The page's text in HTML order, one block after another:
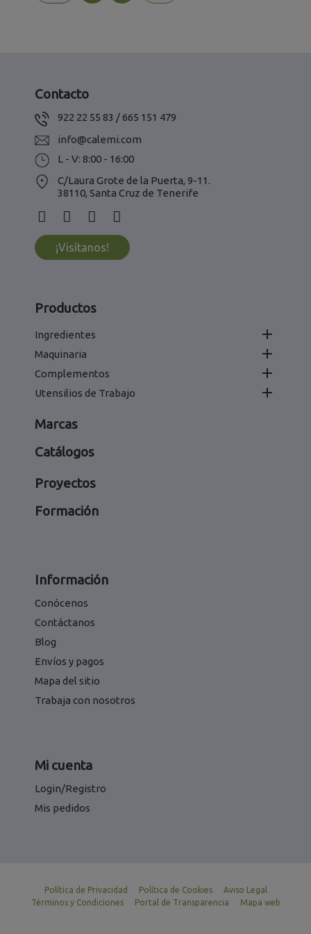
Contacto
922 22 55 83 / 665 151 479
info@calemi.com
L - V: 8:00 - 16:00
C/Laura Grote de la Puerta, 9-11.
38110, Santa Cruz de Tenerife
¡Visítanos!
Productos
Ingredientes 
Maquinaria 
Complementos 
Utensilios de Trabajo 
Marcas
Catálogos
Proyectos
Formación
Información
Conócenos
Contáctanos
Blog
Envíos y pagos
Mapa del sitio
Trabaja con nosotros
Mi cuenta
Login/Registro
Mis pedidos
Política de Privacidad Política de Cookies
Aviso Legal
Términos y Condiciones
Portal de Transparencia Mapa web